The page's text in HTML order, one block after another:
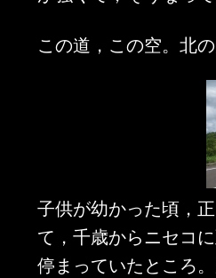
この道，この空。北の
子供が幼かった頃，
て，千歳からニセコ
停まっていたところ